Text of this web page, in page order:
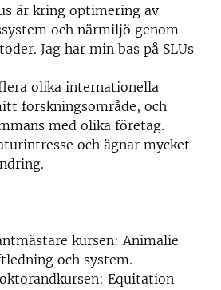
är kring optimering av
och närmiljö genom
Jag har min bas på SLUs
olika internationella
forskningsområde, och
med olika företag.
och ägnar mycket
kursen: Animalie
och system.
Equitation